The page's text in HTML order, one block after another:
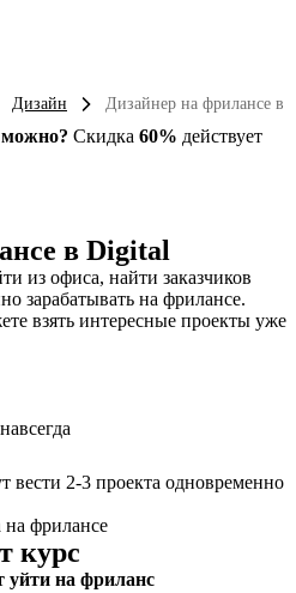
Дизайн Дизайнер на фрилансе в
Скидка 60% действует
в Digital
из офиса, найти заказчиков
зарабатывать на фрилансе.
взять интересные проекты уже
навсегда
вести 2-3 проекта одновременно
на фрилансе
курс
уйти на фриланс